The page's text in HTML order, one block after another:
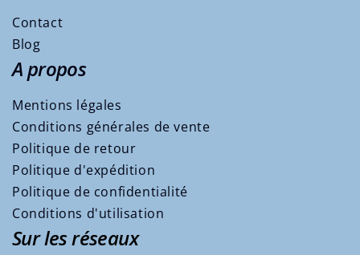
Contact
Blog
A propos
Mentions légales
Conditions générales de vente
Politique de retour
Politique d'expédition
Politique de confidentialité
Conditions d'utilisation
Sur les réseaux